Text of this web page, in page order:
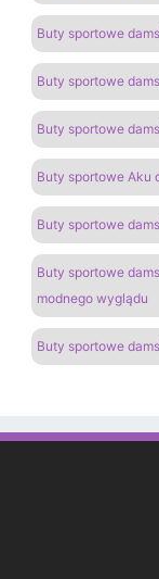
Buty sportowe
Buty sportowe
Buty sportowe
Buty sportowe Aku
Buty sportowe
Buty sportowe
modnego wyglądu
Buty sportowe